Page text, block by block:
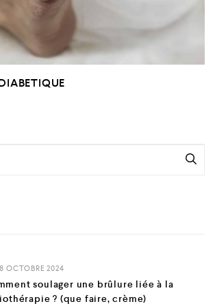
OCTOBRE 2024
soulager une brûlure liée à la
? (que faire, crème)